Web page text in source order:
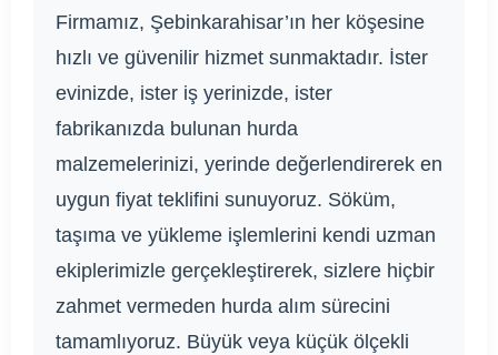
Firmamız, Şebinkarahisar’ın her köşesine
hızlı ve güvenilir hizmet sunmaktadır. İster
evinizde, ister iş yerinizde, ister
fabrikanızda bulunan hurda
malzemelerinizi, yerinde değerlendirerek en
uygun fiyat teklifini sunuyoruz. Söküm,
taşıma ve yükleme işlemlerini kendi uzman
ekiplerimizle gerçekleştirerek, sizlere hiçbir
zahmet vermeden hurda alım sürecini
tamamlıyoruz. Büyük veya küçük ölçekli